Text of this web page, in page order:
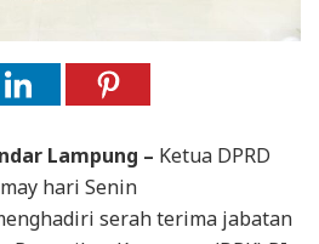
Lampung – Ketua DPRD
hari Senin
serah terima jabatan